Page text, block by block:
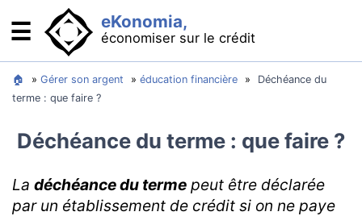
eKonomia,
économiser sur le crédit
☰
Se financer : comparateurs
Crédit auto : acheter sa voiture
Minicrédit : pour les imprévus
🏠 » Gérer son argent » éducation financière »
Déchéance du
terme : que faire ?
Déchéance du terme : que faire ?
La déchéance du terme peut être déclarée
par un établissement de crédit si on ne paye